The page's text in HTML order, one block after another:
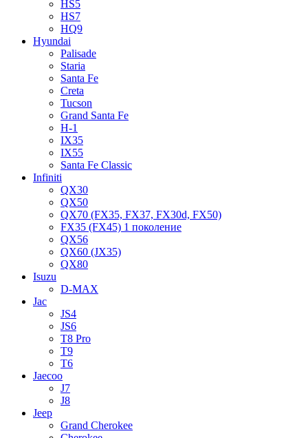
HS5
HS7
HQ9
Hyundai
Palisade
Staria
Santa Fe
Creta
Tucson
Grand Santa Fe
H-1
IX35
IX55
Santa Fe Classic
Infiniti
QX30
QX50
QX70 (FX35, FX37, FX30d, FX50)
FX35 (FX45) 1 поколение
QX56
QX60 (JX35)
QX80
Isuzu
D-MAX
Jac
JS4
JS6
T8 Pro
T9
T6
Jaecoo
J7
J8
Jeep
Grand Cherokee